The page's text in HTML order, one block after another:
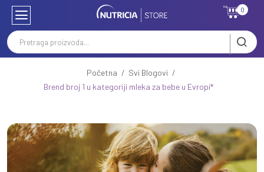
0
Početna
Svi Blogovi
Brend broj 1 u kategoriji mleka za bebe u Evropi*